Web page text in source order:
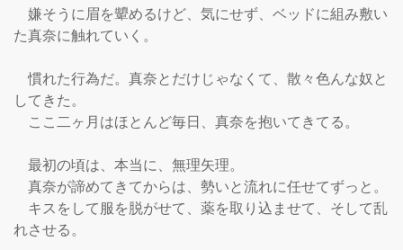
嫌そうに眉を顰めるけど、気にせず、ベッドに組み敷い
た真奈に触れていく。
慣れた行為だ。真奈とだけじゃなくて、散々色んな奴と
してきた。
ここ二ヶ月はほとんど毎日、真奈を抱いてきてる。
最初の頃は、本当に、無理矢理。
真奈が諦めてきてからは、勢いと流れに任せてずっと。
キスをして服を脱がせて、薬を取り込ませて、そして乱
れさせる。